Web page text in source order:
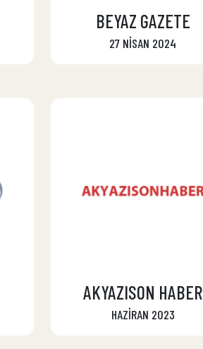
BEYAZ GAZETE
27 NİSAN 2024
AKYAZISON HABER
HAZİRAN 2023